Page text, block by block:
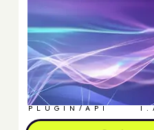
PLUGIN/API